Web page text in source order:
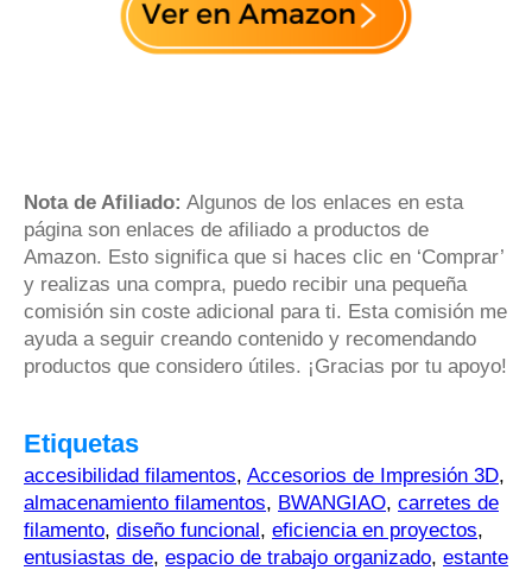
Nota de Afiliado: Algunos de los enlaces en esta
página son enlaces de afiliado a productos de
Amazon. Esto significa que si haces clic en ‘Comprar’
y realizas una compra, puedo recibir una pequeña
comisión sin coste adicional para ti. Esta comisión me
ayuda a seguir creando contenido y recomendando
productos que considero útiles. ¡Gracias por tu apoyo!
Etiquetas
accesibilidad filamentos, Accesorios de Impresión 3D,
almacenamiento filamentos, BWANGIAO, carretes de
filamento, diseño funcional, eficiencia en proyectos,
entusiastas de, espacio de trabajo organizado, estante